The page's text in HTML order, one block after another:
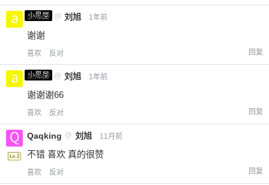
小黑屋
a0987 @ 刘旭 1年前
谢谢
喜欢 反对 回复
小黑屋
a0987 @ 刘旭 1年前
谢谢谢66
喜欢 反对 回复
Qaqking @ 刘旭 11月前
不错 喜欢 真的很赞
喜欢 反对 回复